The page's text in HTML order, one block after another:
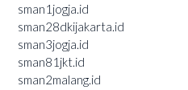
sman1jogja.id
sman28dkijakarta.id
sman3jogja.id
sman81jkt.id
sman2malang.id